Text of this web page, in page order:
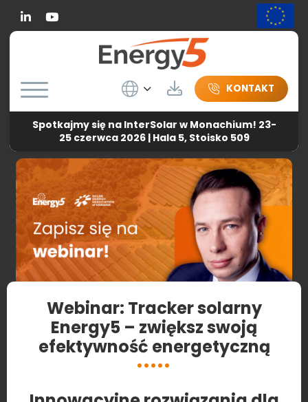
Wybierz język
Do pobraniaKONTAKT
Spotkajmy się na InterSolar w Monachium! 23-
25 czerwca 2026 | Hala 5, Stoisko 509
Energy5-Aktualności-Webinar: Tracker solarny Energy5 –
zwiększ swoją efektywność energetyczną
Webinar: Tracker solarny
Energy5 – zwiększ swoją
efektywność energetyczną